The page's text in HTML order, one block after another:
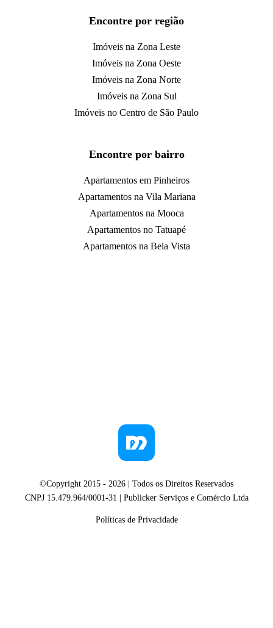
Encontre por região
Imóveis na Zona Leste
Imóveis na Zona Oeste
Imóveis na Zona Norte
Imóveis na Zona Sul
Imóveis no Centro de São Paulo
Encontre por bairro
Apartamentos em Pinheiros
Apartamentos na Vila Mariana
Apartamentos na Mooca
Apartamentos no Tatuapé
Apartamentos na Bela Vista
©Copyright 2015 - 2026 | Todos os Direitos Reservados
CNPJ 15.479.964/0001-31 | Publicker Serviços e Comércio Ltda
Políticas de Privacidade